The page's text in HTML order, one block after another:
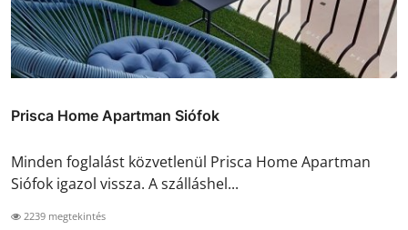
Prisca Home Apartman Siófok
Minden foglalást közvetlenül Prisca Home Apartman
Siófok igazol vissza. A szálláshel...
2239 megtekintés